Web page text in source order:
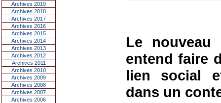
Archives 2019
Archives 2018
Archives 2017
Archives 2016
Archives 2015
Archives 2014
Archives 2013
Archives 2012
Archives 2011
Archives 2010
Archives 2009
Archives 2008
Archives 2007
Archives 2006
Le nouveau
entend faire
lien social
dans un